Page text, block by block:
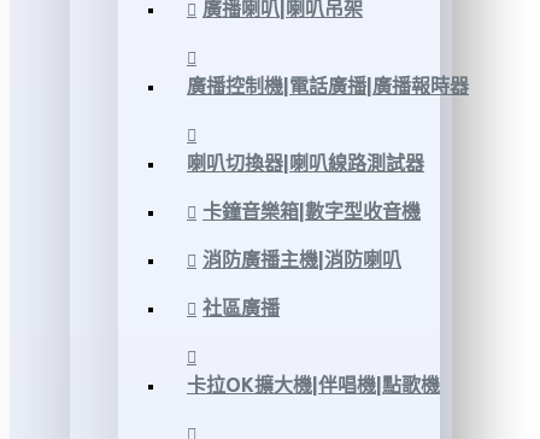
廣播喇叭|喇叭吊架
廣播控制機|電話廣播|廣播報時器
喇叭切換器|喇叭線路測試器
卡鐘音樂箱|數字型收音機
消防廣播主機|消防喇叭
社區廣播
卡拉OK擴大機|伴唱機|點歌機